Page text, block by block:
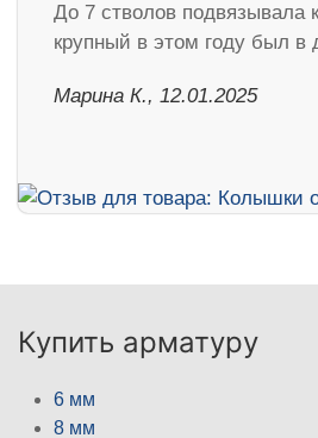
До 7 стволов подвязывала
крупный в этом году был в
Марина К., 12.01.2025
Купить арматуру
6 мм
8 мм